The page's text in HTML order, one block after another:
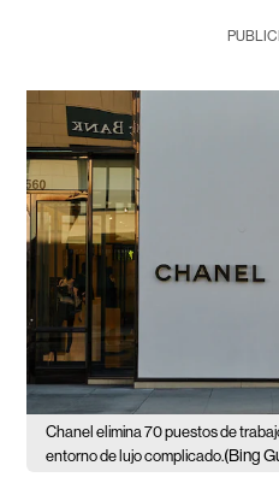
Chanel elimina 70 puestos de
entorno de lujo complicado.(Bing